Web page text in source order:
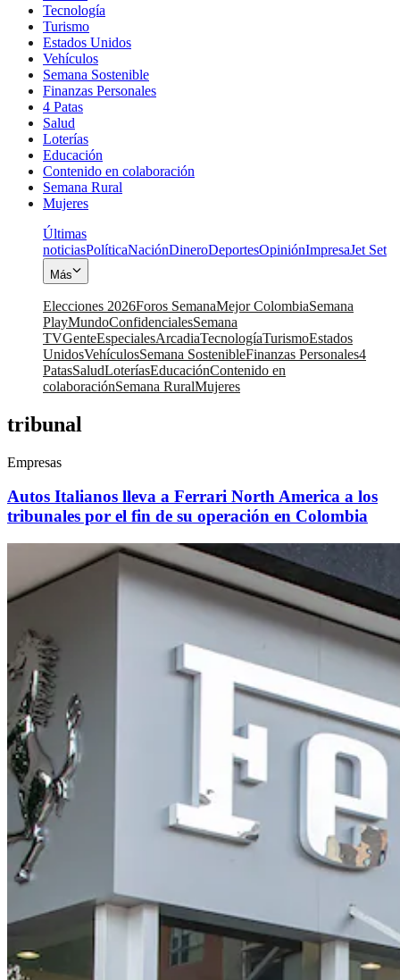
Tecnología
Turismo
Estados Unidos
Vehículos
Semana Sostenible
Finanzas Personales
4 Patas
Salud
Loterías
Educación
Contenido en colaboración
Semana Rural
Mujeres
Últimas
noticiasPolíticaNaciónDineroDeportesOpiniónImpresaJet Set
Más
Elecciones 2026Foros SemanaMejor ColombiaSemana
PlayMundoConfidencialesSemana
TVGenteEspecialesArcadiaTecnologíaTurismoEstados
UnidosVehículosSemana SostenibleFinanzas Personales4
PatasSaludLoteríasEducaciónContenido en
colaboraciónSemana RuralMujeres
tribunal
Empresas
Autos Italianos lleva a Ferrari North America a los
tribunales por el fin de su operación en Colombia